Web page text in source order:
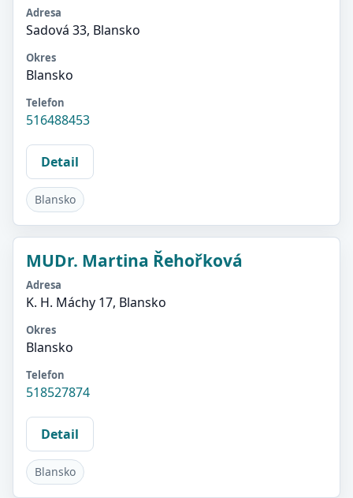
Adresa
Sadová 33, Blansko
Okres
Blansko
Telefon
516488453
Detail
Blansko
MUDr. Martina Řehořková
Adresa
K. H. Máchy 17, Blansko
Okres
Blansko
Telefon
518527874
Detail
Blansko